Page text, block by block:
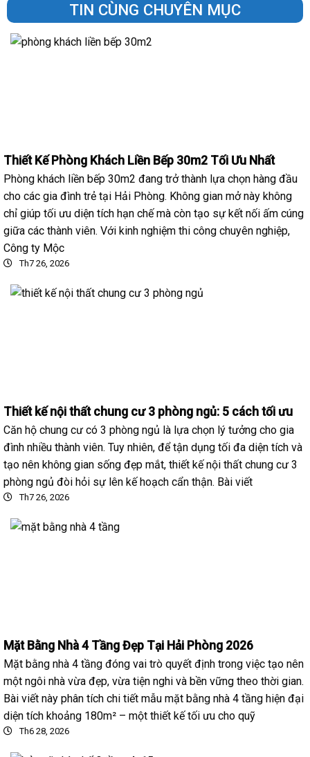
TIN CÙNG CHUYÊN MỤC
Thiết Kế Phòng Khách Liền Bếp 30m2 Tối Ưu Nhất
Phòng khách liền bếp 30m2 đang trở thành lựa chọn hàng đầu
cho các gia đình trẻ tại Hải Phòng. Không gian mở này không
chỉ giúp tối ưu diện tích hạn chế mà còn tạo sự kết nối ấm cúng
giữa các thành viên. Với kinh nghiệm thi công chuyên nghiệp,
Công ty Mộc
Th7 26, 2026
Thiết kế nội thất chung cư 3 phòng ngủ: 5 cách tối ưu
Căn hộ chung cư có 3 phòng ngủ là lựa chọn lý tưởng cho gia
đình nhiều thành viên. Tuy nhiên, để tận dụng tối đa diện tích và
tạo nên không gian sống đẹp mắt, thiết kế nội thất chung cư 3
phòng ngủ đòi hỏi sự lên kế hoạch cẩn thận. Bài viết
Th7 26, 2026
Mặt Bằng Nhà 4 Tầng Đẹp Tại Hải Phòng 2026
Mặt bằng nhà 4 tầng đóng vai trò quyết định trong việc tạo nên
một ngôi nhà vừa đẹp, vừa tiện nghi và bền vững theo thời gian.
Bài viết này phân tích chi tiết mẫu mặt bằng nhà 4 tầng hiện đại
diện tích khoảng 180m² – một thiết kế tối ưu cho quỹ
Th6 28, 2026